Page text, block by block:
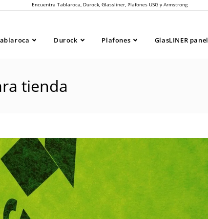
Encuentra Tablaroca, Durock, Glassliner, Plafones USG y Armstrong
Durock Plafones GlasLINER panel
tienda